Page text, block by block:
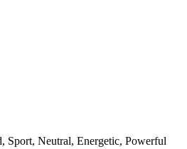
Sport, Neutral, Energetic, Powerful